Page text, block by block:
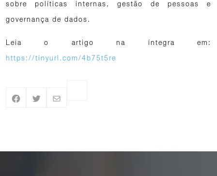
sobre políticas internas, gestão de pessoas e
governança de dados.
Leia o artigo na íntegra em:
https://tinyurl.com/4b75t5re